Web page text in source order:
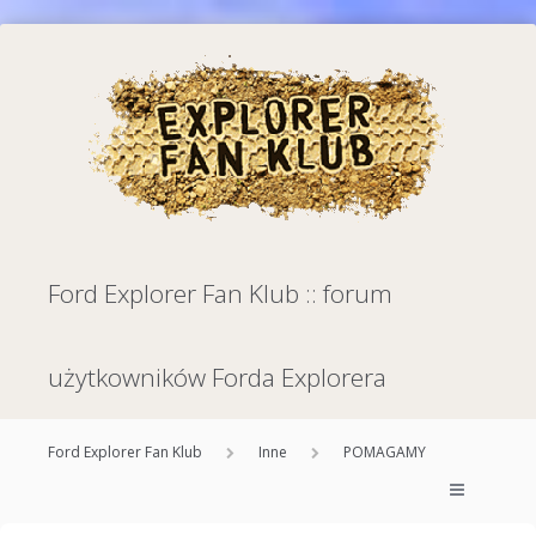
Ford Explorer Fan Klub :: forum
użytkowników Forda Explorera
Ford Explorer Fan Klub Inne POMAGAMY